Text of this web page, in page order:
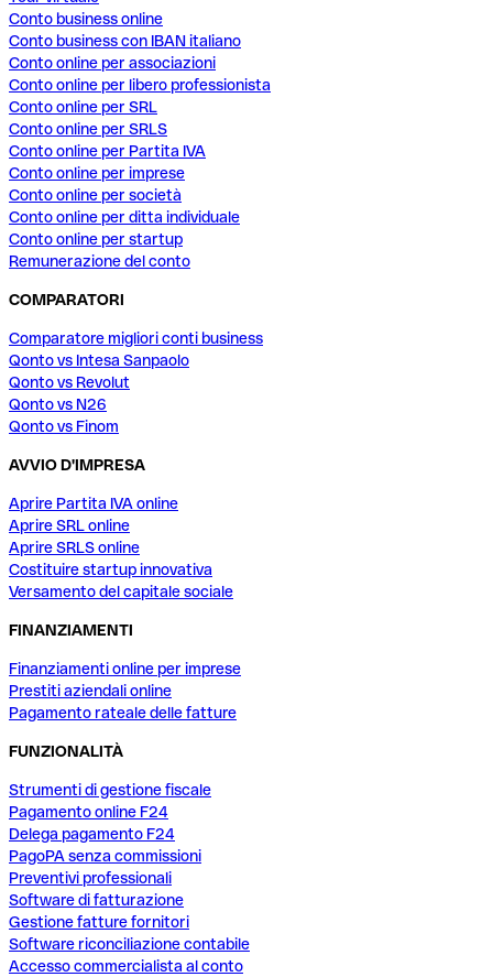
Conto business online
Conto business con IBAN italiano
Conto online per associazioni
Conto online per libero professionista
Conto online per SRL
Conto online per SRLS
Conto online per Partita IVA
Conto online per imprese
Conto online per società
Conto online per ditta individuale
Conto online per startup
Remunerazione del conto
COMPARATORI
Comparatore migliori conti business
Qonto vs Intesa Sanpaolo
Qonto vs Revolut
Qonto vs N26
Qonto vs Finom
AVVIO D'IMPRESA
Aprire Partita IVA online
Aprire SRL online
Aprire SRLS online
Costituire startup innovativa
Versamento del capitale sociale
FINANZIAMENTI
Finanziamenti online per imprese
Prestiti aziendali online
Pagamento rateale delle fatture
FUNZIONALITÀ
Strumenti di gestione fiscale
Pagamento online F24
Delega pagamento F24
PagoPA senza commissioni
Preventivi professionali
Software di fatturazione
Gestione fatture fornitori
Software riconciliazione contabile
Accesso commercialista al conto